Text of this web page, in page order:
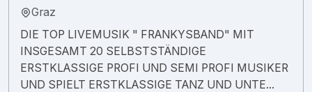
Graz
DIE TOP LIVEMUSIK " FRANKYSBAND" MIT
INSGESAMT 20 SELBSTSTÄNDIGE
ERSTKLASSIGE PROFI UND SEMI PROFI MUSIKER
UND SPIELT ERSTKLASSIGE TANZ UND UNTE...